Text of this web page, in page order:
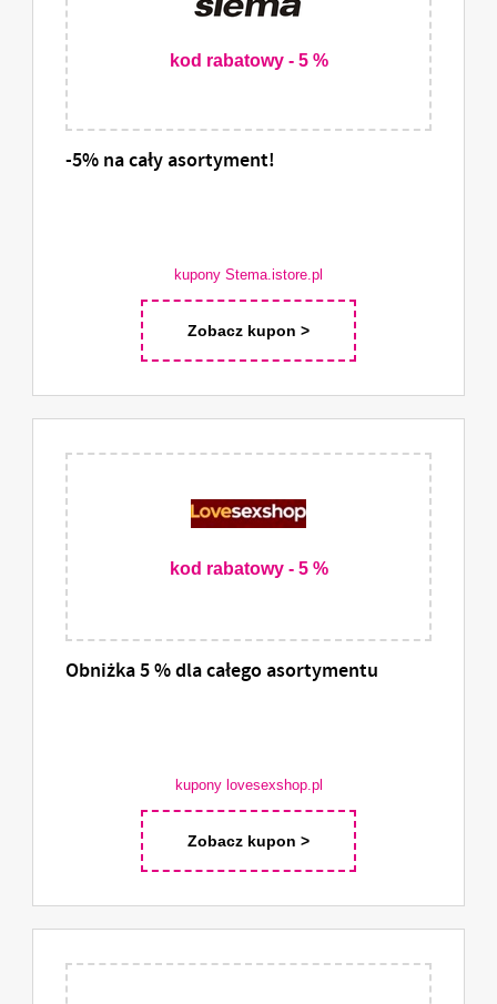
kod rabatowy - 5 %
-5% na cały asortyment!
kupony Stema.istore.pl
Zobacz kupon >
kod rabatowy - 5 %
Obniżka 5 % dla całego asortymentu
kupony lovesexshop.pl
Zobacz kupon >